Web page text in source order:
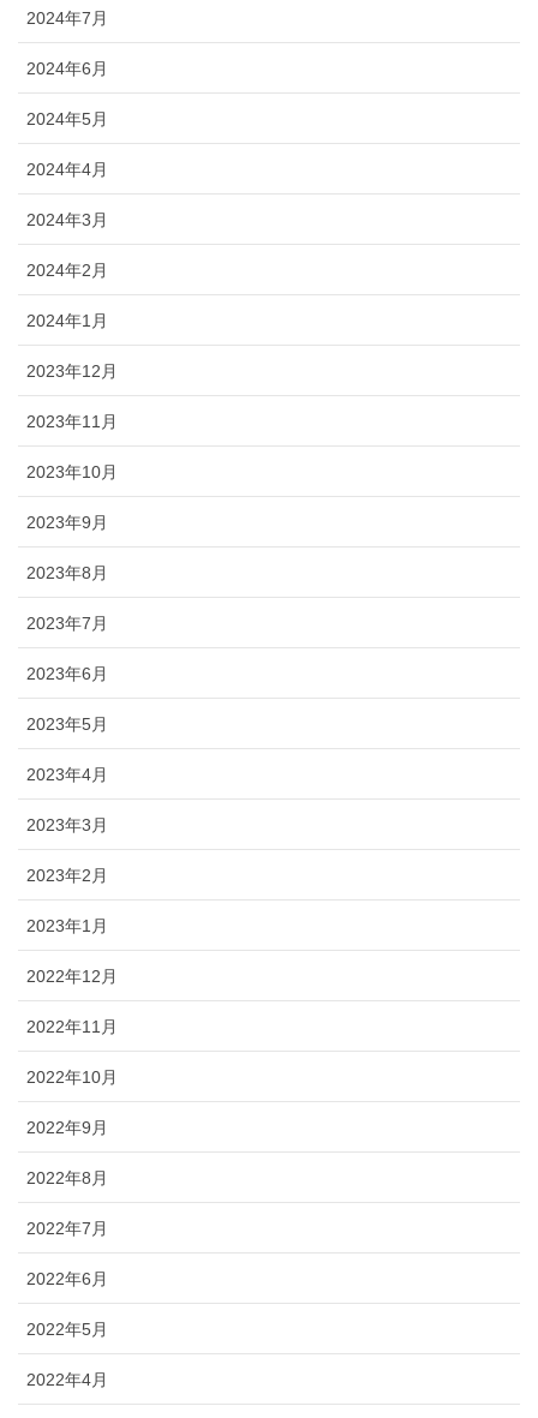
2024年7月
2024年6月
2024年5月
2024年4月
2024年3月
2024年2月
2024年1月
2023年12月
2023年11月
2023年10月
2023年9月
2023年8月
2023年7月
2023年6月
2023年5月
2023年4月
2023年3月
2023年2月
2023年1月
2022年12月
2022年11月
2022年10月
2022年9月
2022年8月
2022年7月
2022年6月
2022年5月
2022年4月